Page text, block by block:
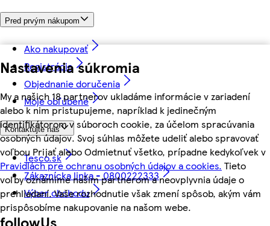
Nastavenia súkromia
My a našich 18 partnerov ukladáme informácie v zariadení
alebo k nim pristupujeme, napríklad k jedinečným
identifikátorom v súboroch cookie, za účelom spracúvania
osobných údajov. Svoj súhlas môžete udeliť alebo spravovať
voľbou Prijať alebo Odmietnuť všetko, prípadne kedykoľvek v
Pravidlách pre ochranu osobných údajov a cookies. Tieto
voľby oznámime našim partnerom a neovplyvnia údaje o
prehliadaní. Vaše rozhodnutie však zmení spôsob, akým vám
prispôsobíme nakupovanie na našom webe.
Pred prvým nákupom
Ako nakupovať
Registrácia
Objednanie doručenia
Moje obľúbené
Kontaktujte nás
Tesco.sk
Zákaznícka linka - 0800222333
Výber obchodu
followUs